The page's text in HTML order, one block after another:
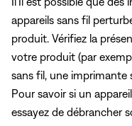
appareils sans fil
produit. Vérifiez la
votre produit (par
sans fil, une imprimante
Pour savoir si un
essayez de débrancher